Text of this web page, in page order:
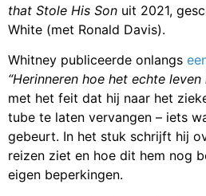
that Stole His Son uit 2021,
White (met Ronald Davis).
Whitney publiceerde onlangs
“Herinneren hoe het echte leven
met het feit dat hij naar het
tube te laten vervangen – iets
gebeurt. In het stuk schrijft hij
reizen ziet en hoe dit hem nog
eigen beperkingen.